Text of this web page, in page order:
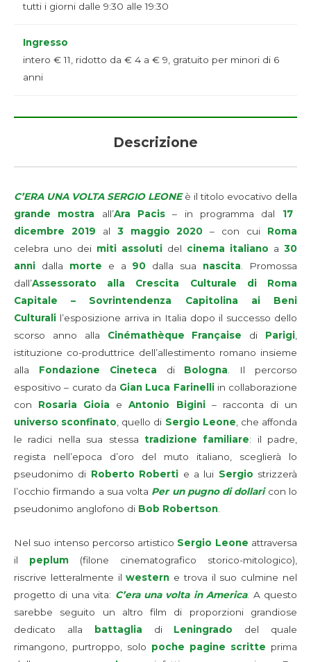
tutti i giorni dalle 9:30 alle 19:30
Ingresso
intero € 11, ridotto da € 4 a € 9, gratuito per minori di 6
anni
Descrizione
C’ERA UNA VOLTA SERGIO LEONEè il titolo evocativo della
grande mostra all’Ara Pacis – in programma dal 17
dicembre 2019 al 3 maggio 2020 – con cui Roma
celebra uno dei miti assoluti del cinema italiano a 30
anni dalla morte e a 90 dalla sua nascita. Promossa
dall’Assessorato alla Crescita Culturale di Roma
Capitale – Sovrintendenza Capitolina ai Beni
Culturali l’esposizione arriva in Italia dopo il successo dello
scorso anno alla Cinémathèque Française di Parigi,
istituzione co-produttrice dell’allestimento romano insieme
alla Fondazione Cineteca di Bologna. Il percorso
espositivo – curato da Gian Luca Farinelliin collaborazione
con Rosaria Gioia eAntonio Bigini– racconta di un
universo sconfinato, quello di Sergio Leone, che affonda
le radici nella sua stessa tradizione familiare: il padre,
regista nell’epoca d’oro del muto italiano, sceglierà lo
pseudonimo di Roberto Roberti e a lui Sergio strizzerà
l’occhio firmando a sua volta Per un pugno di dollaricon lo
pseudonimo anglofono di Bob Robertson.
Nel suo intenso percorso artistico Sergio Leone attraversa
il peplum (filone cinematografico storico-mitologico),
riscrive letteralmente ilwestern e trova il suo culmine nel
progetto di una vita: C’era una volta in America. A questo
sarebbe seguito un altro film di proporzioni grandiose
dedicato alla
battaglia di Leningrado del quale
rimangono, purtroppo, solo poche pagine scritte prima